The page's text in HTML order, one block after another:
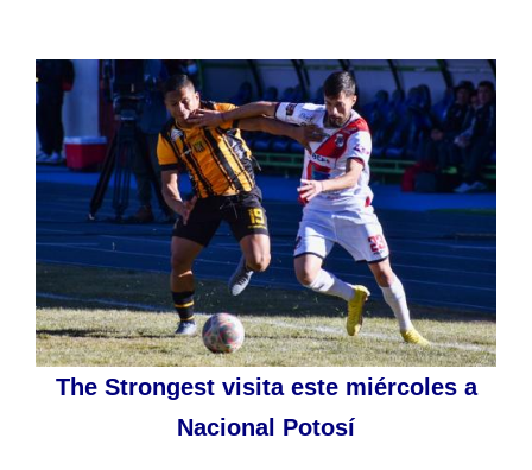
The Strongest visita este miércoles a
Nacional Potosí